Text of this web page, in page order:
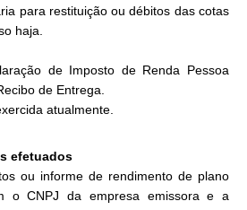
para restituição ou débitos das cotas
haja.
de Imposto de Renda Pessoa
de Entrega.
atualmente.
efetuados
ou informe de rendimento de plano
o CNPJ da empresa emissora e a